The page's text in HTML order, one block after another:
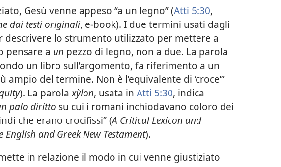
Gesù venne appeso “a un legno” (Atti 5:30,
dai testi originali, e-book). I due termini usati dagli
descrivere lo strumento utilizzato per mettere a
pensare a un pezzo di legno, non a due. La parola
un libro sull’argomento, fa riferimento a un
ampio del termine. Non è l’equivalente di ‘croce’”
). La parolaxỳlon, usata in Atti 5:30, indica
palo diritto su cui i romani inchiodavano coloro dei
che erano crocifissi” (A Critical Lexicon and
English and Greek New Testament).
in relazione il modo in cui venne giustiziato